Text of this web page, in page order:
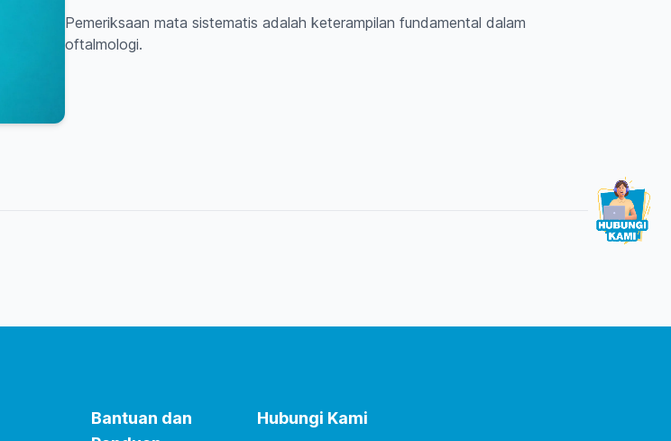
Pemeriksaan mata sistematis adalah keterampilan fundamental dalam
oftalmologi.
Bantuan dan
Hubungi Kami